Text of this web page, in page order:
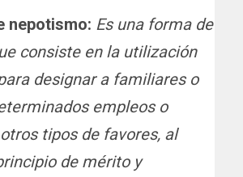
nepotismo: Es una forma de
consiste en la utilización
designar a familiares o
empleos o
tipos de favores, al
de mérito y